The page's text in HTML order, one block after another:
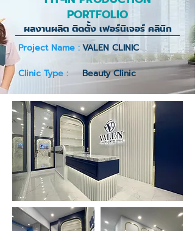
PORTFOLIO
ผลงานผลิต ติดตั้ง เฟอร์นิเจอร์ คลินิก
Project Name :VALEN CLINIC
Clinic Type :
Beauty Clinic